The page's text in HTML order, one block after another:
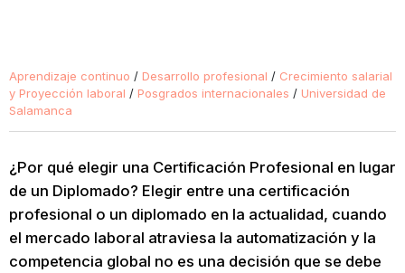
Aprendizaje continuo / Desarrollo profesional / Crecimiento salarial
y Proyección laboral / Posgrados internacionales / Universidad de
Salamanca
¿Por qué elegir una Certificación Profesional en lugar
de un Diplomado? Elegir entre una certificación
profesional o un diplomado en la actualidad, cuando
el mercado laboral atraviesa la automatización y la
competencia global no es una decisión que se debe